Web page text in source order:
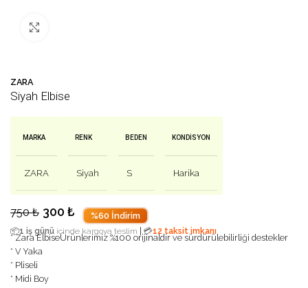
ZARA
Siyah Elbise
MARKA
ZARA
RENK
Siyah
BEDEN
S
KONDISYON
Harika
750₺ 300 ₺ %60 İndirim
📦1 iş günü içinde kargoya teslim 💳12 taksit imkanı
* Zara Elbise
* V Yaka
* Pliseli
* Midi Boy
Ürünlerimiz %100 orijinaldir ve sürdürülebilirliği destekler